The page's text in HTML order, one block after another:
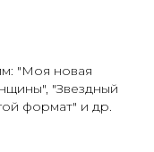
"Моя новая
"Звездный
формат" и др.